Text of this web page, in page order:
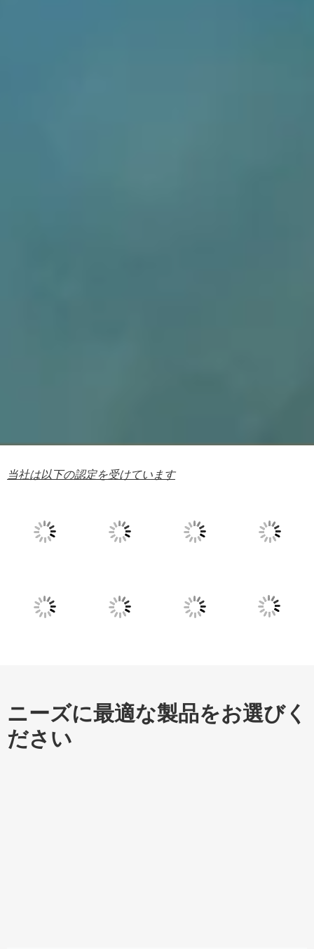
当社は以下の認定を受けています
ニーズに最適な製品をお選びく
ださい